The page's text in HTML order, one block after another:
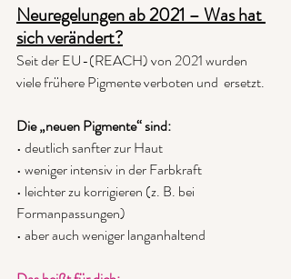
Neuregelungen ab 2021 – Was hat
sich verändert?
Seit der EU-(REACH) von 2021 wurden
viele frühere Pigmente verboten und  ersetzt.
Die „neuen Pigmente“ sind:
• deutlich sanfter zur Haut
• weniger intensiv in der Farbkraft
• leichter zu korrigieren (z. B. bei
Formanpassungen)
• aber auch weniger langanhaltend